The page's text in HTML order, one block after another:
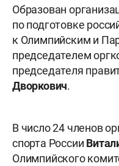
Образован
по подготовке
к Олимпийским и
председателем
председателя
Дворкович.
В число 24 членов
спорта России
Олимпийского